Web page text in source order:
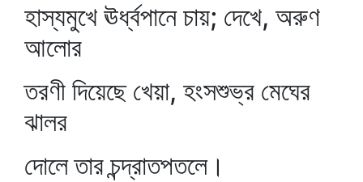
হাস্যমুখে ঊর্ধ্বপানে চায়; দেখে, অরুণ
আলোর
তরণী দিয়েছে খেয়া, হংসশুভ্র মেঘের
ঝালর
দোলে তার চন্দ্রাতপতলে।